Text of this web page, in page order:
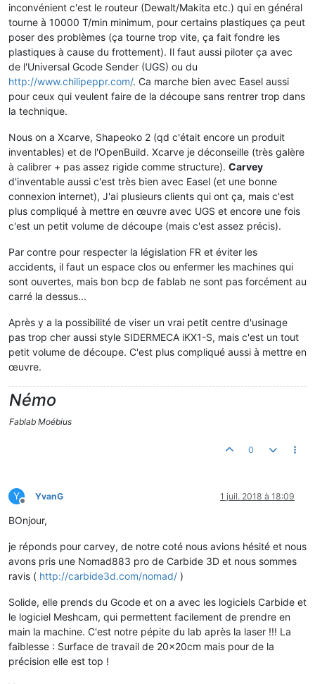
inconvénient c'est le routeur (Dewalt/Makita etc.) qui en général
tourne à 10000 T/min minimum, pour certains plastiques ça peut
poser des problèmes (ça tourne trop vite, ça fait fondre les
plastiques à cause du frottement). Il faut aussi piloter ça avec
de l'Universal Gcode Sender (UGS) ou du
http://www.chilipeppr.com/. Ca marche bien avec Easel aussi
pour ceux qui veulent faire de la découpe sans rentrer trop dans
la technique.
Nous on a Xcarve, Shapeoko 2 (qd c'était encore un produit
inventables) et de l'OpenBuild. Xcarve je déconseille (très galère
à calibrer + pas assez rigide comme structure). Carvey
d'inventable aussi c'est très bien avec Easel (et une bonne
connexion internet), J'ai plusieurs clients qui ont ça, mais c'est
plus compliqué à mettre en œuvre avec UGS et encore une fois
c'est un petit volume de découpe (mais c'est assez précis).
Par contre pour respecter la législation FR et éviter les
accidents, il faut un espace clos ou enfermer les machines qui
sont ouvertes, mais bon bcp de fablab ne sont pas forcément au
carré la dessus...
Après y a la possibilité de viser un vrai petit centre d'usinage
pas trop cher aussi style SIDERMECA iKX1-S, mais c'est un tout
petit volume de découpe. C'est plus compliqué aussi à mettre en
œuvre.
Némo
Fablab Moébius
0
Y
Hors-ligne
YvanG 1 juil. 2018 à 18:09
BOnjour,
je réponds pour carvey, de notre coté nous avions hésité et nous
avons pris une Nomad883 pro de Carbide 3D et nous sommes
ravis ( http://carbide3d.com/nomad/ )
Solide, elle prends du Gcode et on a avec les logiciels Carbide et
le logiciel Meshcam, qui permettent facilement de prendre en
main la machine. C'est notre pépite du lab après la laser !!! La
faiblesse : Surface de travail de 20x20cm mais pour de la
précision elle est top !